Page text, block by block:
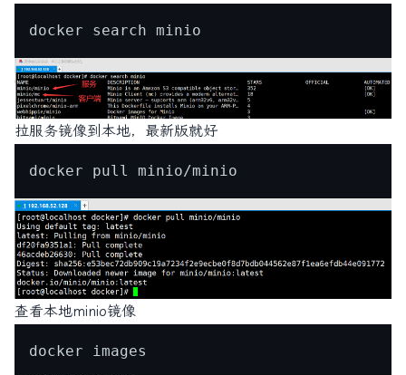
拉服务镜像到本地，最新版就好
查看本地minio镜像